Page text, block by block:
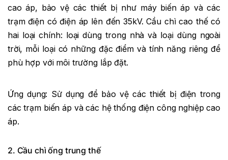
cao áp, bảo vệ các thiết bị như máy biến áp và các
trạm điện có điện áp lên đến 35kV. Cầu chì cao thế có
hai loại chính: loại dùng trong nhà và loại dùng ngoài
trời, mỗi loại có những đặc điểm và tính năng riêng để
phù hợp với môi trường lắp đặt.
Ứng dụng: Sử dụng để bảo vệ các thiết bị điện trong
các trạm biến áp và các hệ thống điện công nghiệp cao
áp.
2. Cầu chì ống trung thế